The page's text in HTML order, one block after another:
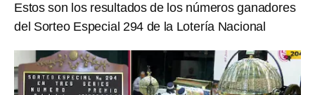
Estos son los resultados de los números ganadores
del Sorteo Especial 294 de la Lotería Nacional